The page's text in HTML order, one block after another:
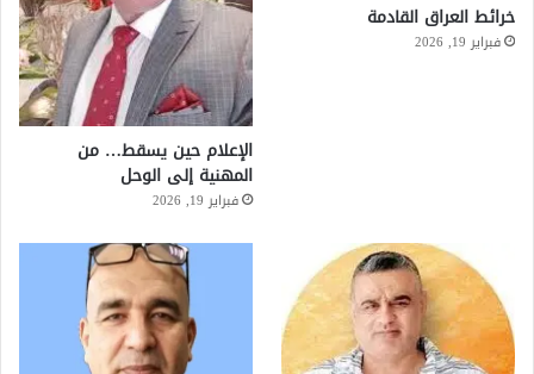
خرائط العراق القادمة
فبراير 19, 2026
الإعلام حين يسقط… من
المهنية إلى الوحل
فبراير 19, 2026